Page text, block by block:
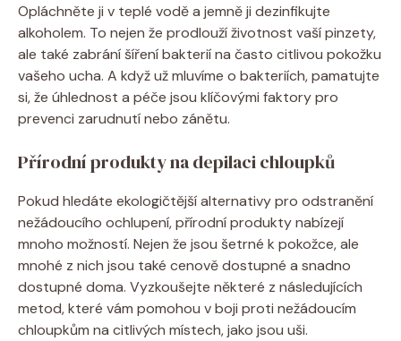
Opláchněte ji v teplé vodě a jemně ji dezinfikujte
alkoholem. To nejen že prodlouží životnost vaší pinzety,
ale také zabrání šíření bakterií na často citlivou pokožku
vašeho ucha. A když už mluvíme o bakteriích, pamatujte
si, že úhlednost a péče jsou klíčovými faktory pro
prevenci zarudnutí nebo zánětu.
Přírodní produkty na depilaci chloupků
Pokud hledáte ekologičtější alternativy pro odstranění
nežádoucího ochlupení, přírodní produkty nabízejí
mnoho možností. Nejen že jsou šetrné k pokožce, ale
mnohé z nich jsou také cenově dostupné a snadno
dostupné doma. Vyzkoušejte některé z následujících
metod, které vám pomohou v boji proti nežádoucím
chloupkům na citlivých místech, jako jsou uši.